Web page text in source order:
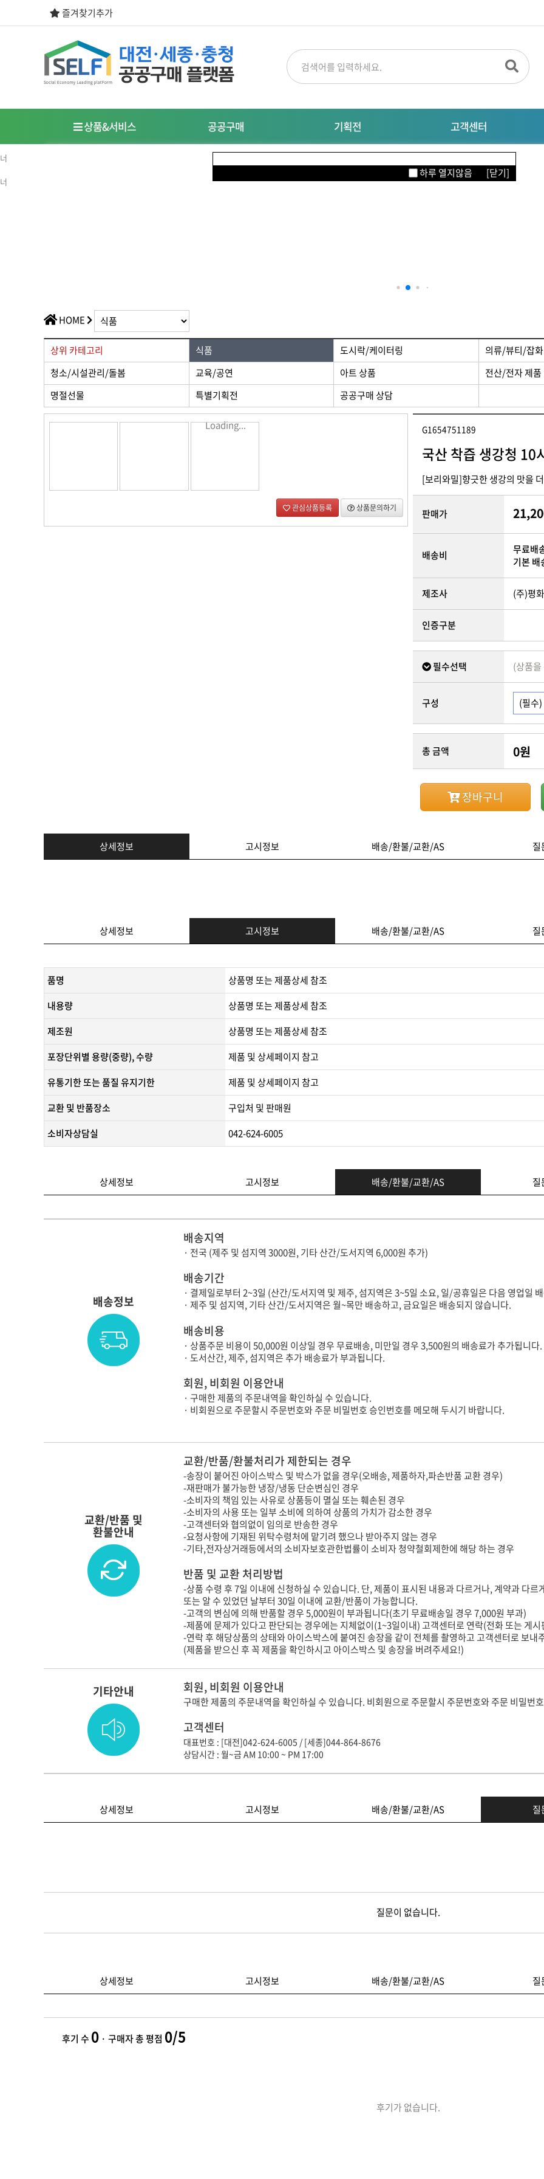
즐겨찾기추가
상품&서비스 공공구매
우선구매제도
사회적경제기업이란?
기획전
명절선물
특별기획전
고객센터
공지사항
대량주문문의
가치플러스
HOME
상위 카테고리 식품 도시락/케이터링 의류/뷰티/잡화
청소/시설관리/돌봄
교육/공연 아트 상품 전산/전자 제품
명절선물
특별기획전 공공구매 상담
Loading...
관심상품등록 상품문의하기
G1654751189
국산 착즙 생강청 10
[보리와밀]향긋한 생강의 맛을
판매가
배송비 무료배
기본 배
제조사 (주)평
인증구분
필수선택 (상품
구성
총 금액 0원
장바구니
상세정보 고시정보 배송/환불/교환/AS 질
상세정보 고시정보 배송/환불/교환/AS 질
품명
상품명 또는 제품상세 참조
내용량
상품명 또는 제품상세 참조
제조원
​상품명 또는 제품상세 참조​
포장단위별 용량(중량), 수량
제품 및 상세페이지 참고
유통기한 또는 품질 유지기한
​제품 및 상세페이지 참고​
교환 및 반품장소
구입처 및 판매원
소비자상담실
042-624-6005
상세정보 고시정보 배송/환불/교환/AS 질
배송정보
배송지역
· 전국 (제주 및 섬지역 3000원, 기타 산간/도서지역 6,000원 추가)
배송기간
· 결제일로부터 2~3일 (산간/도서지역 및 제주, 섬지역은 3~5일 소요, 일/공휴일은 다음 영업일
· 제주 및 섬지역, 기타 산간/도서지역은 월~목만 배송하고, 금요일은 배송되지 않습니다.
배송비용
· 상품주문 비용이 50,000원 이상일 경우 무료배송, 미만일 경우 3,500원의 배송료가 추가됩니다.
· 도서산간, 제주, 섬지역은 추가 배송료가 부과됩니다.
회원, 비회원 이용안내
· 구매한 제품의 주문내역을 확인하실 수 있습니다.
· 비회원으로 주문할시 주문번호와 주문 비밀번호 승인번호를 메모해 두시기 바랍니다.
교환/반품 및
환불안내
교환/반품/환불처리가 제한되는 경우
-송장이 붙어진 아이스박스 및 박스가 없을 경우(오배송, 제품하자,파손반품 교환 경우)
-재판매가 불가능한 냉장/냉동 단순변심인 경우
-소비자의 책임 있는 사유로 상품등이 멸실 또는 훼손된 경우
-소비자의 사용 또는 일부 소비에 의하여 상품의 가치가 감소한 경우
-고객센터와 협의없이 임의로 반송한 경우
-요청사항에 기재된 위탁수령처에 맡기려 했으나 받아주지 않는 경우
-기타,전자상거래등에서의 소비자보호관한법률이 소비자 청약철회제한에 해당 하는 경우
반품 및 교환 처리방법
-상품 수령 후 7일 이내에 신청하실 수 있습니다. 단, 제품이 표시된 내용과 다르거나, 계약과 다
또는 알 수 있었던 날부터 30일 이내에 교환/반품이 가능합니다.
-고객의 변심에 의해 반품할 경우 5,000원이 부과됩니다(초기 무료배송일 경우 7,000원 부과)
-제품에 문제가 있다고 판단되는 경우에는 지체없이(1~3일이내) 고객센터로 연락(전화 또는 게
-연락 후 해당상품의 상태와 아이스박스에 붙여진 송장을 같이 전체를 촬영하고 고객센터로 보
(제품을 받으신 후 꼭 제품을 확인하시고 아이스박스 및 송장을 버려주세요!)
기타안내 회원, 비회원 이용안내
구매한 제품의 주문내역을 확인하실 수 있습니다. 비회원으로 주문할시 주문번호와 주문 비밀번
고객센터
대표번호 : [대전]042-624-6005 / [세종]044-864-8676
상담시간 : 월~금 AM 10:00 ~ PM 17:00
상세정보 고시정보 배송/환불/교환/AS 질
질문이 없습니다.
상세정보 고시정보 배송/환불/교환/AS 질
후기 수 0 · 구매자 총 평점 0/5
후기가 없습니다.
하루 열지않음 [닫기]